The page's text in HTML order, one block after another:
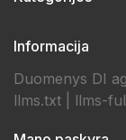
Informacija
Duomenys DI
llms.txt
llms-